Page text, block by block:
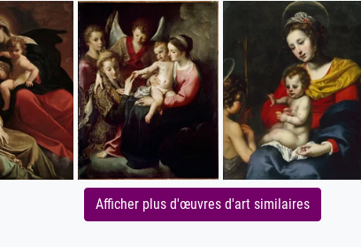
Afficher plus d'œuvres d'art similaires